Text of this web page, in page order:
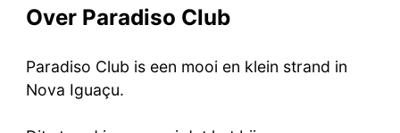
Over Paradiso Club
Paradiso Club is een mooi en klein strand in
Nova Iguaçu.